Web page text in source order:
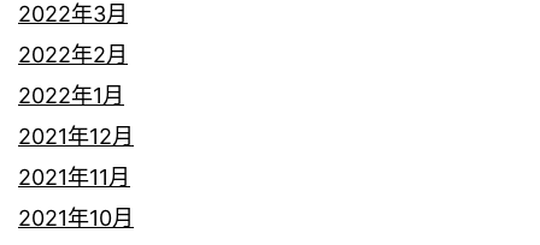
2022年3月
2022年2月
2022年1月
2021年12月
2021年11月
2021年10月